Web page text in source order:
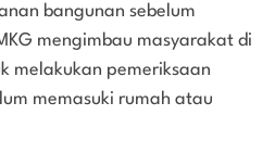
bangunan sebelum
mengimbau masyarakat di
melakukan pemeriksaan
memasuki rumah atau